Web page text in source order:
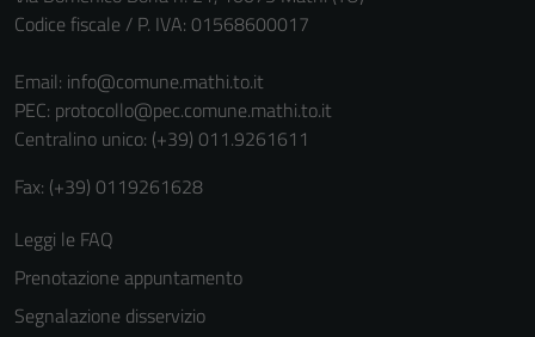
Codice fiscale / P. IVA: 01568600017
Email: info@comune.mathi.to.it
PEC: protocollo@pec.comune.mathi.to.it
Centralino unico: (+39) 011.9261611
Fax: (+39) 0119261628
Leggi le FAQ
Prenotazione appuntamento
Segnalazione disservizio